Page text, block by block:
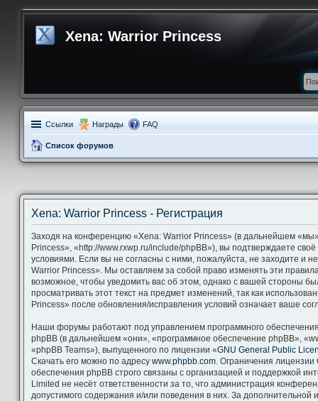
Xena: Warrior Princess
Ссылки Награды FAQ
Список форумов
Xena: Warrior Princess - Регистрация
Заходя на конференцию «Xena: Warrior Princess» (в дальнейшем
Princess», «http://www.rxwp.ru/include/phpBB»), вы подтверждаете
условиями. Если вы не согласны с ними, пожалуйста, не заходите и
Warrior Princess». Мы оставляем за собой право изменять эти
возможное, чтобы уведомить вас об этом, однако с вашей стороны
просматривать этот текст на предмет изменений, так как
Princess» после обновления/исправления условий означает ваше
Наши форумы работают под управлением программного
phpBB (в дальнейшем «они», «программное обеспечение phpBB»,
«phpBB Teams»), выпущенного по лицензии «GNU General Public
Скачать его можно по адресу www.phpbb.com. Ограничения лицензии
обеспечения phpBB строго связаны с организацией и поддержкой
Limited не несёт ответственности за то, что администрация
допустимого содержания и/или поведения в них. За